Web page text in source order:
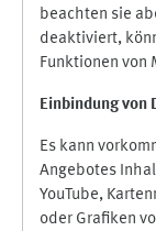
beachten sie
deaktiviert,
Funktionen von
Einbindung von
Es kann
Angebotes
YouTube,
oder Grafiken